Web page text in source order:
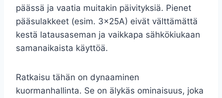
päässä ja vaatia muitakin päivityksiä. Pienet
pääsulakkeet (esim. 3x25A) eivät välttämättä
kestä latausaseman ja vaikkapa sähkökiukaan
samanaikaista käyttöä.
Ratkaisu tähän on dynaaminen
kuormanhallinta. Se on älykäs ominaisuus, joka